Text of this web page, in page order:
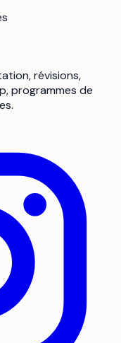
révisions,
programmes de